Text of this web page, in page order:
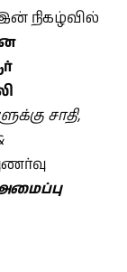
நிகழ்வில்
சாதி,